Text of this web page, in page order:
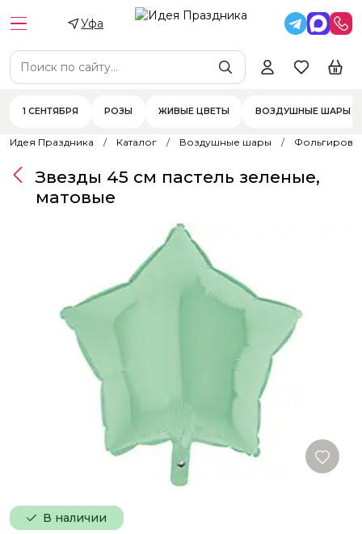
Уфа
1 СЕНТЯБРЯ РОЗЫ ЖИВЫЕ ЦВЕТЫ ВОЗДУШНЫЕ ШАРЫ
Идея Праздника Каталог Воздушные шары
В наличии
Звезды 45 см пастель зеленые,
матовые